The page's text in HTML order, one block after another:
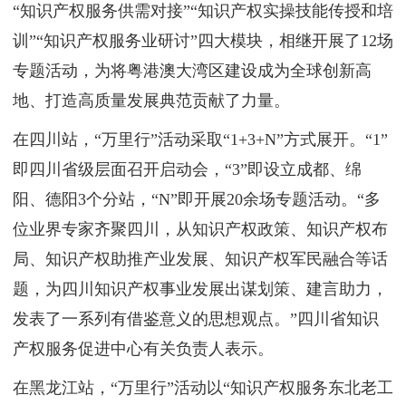
“知识产权服务供需对接”“知识产权实操技能传授和培
训”“知识产权服务业研讨”四大模块，相继开展了12场
专题活动，为将粤港澳大湾区建设成为全球创新高
地、打造高质量发展典范贡献了力量。
在四川站，“万里行”活动采取“1+3+N”方式展开。“1”
即四川省级层面召开启动会，“3”即设立成都、绵
阳、德阳3个分站，“N”即开展20余场专题活动。“多
位业界专家齐聚四川，从知识产权政策、知识产权布
局、知识产权助推产业发展、知识产权军民融合等话
题，为四川知识产权事业发展出谋划策、建言助力，
发表了一系列有借鉴意义的思想观点。”四川省知识
产权服务促进中心有关负责人表示。
在黑龙江站，“万里行”活动以“知识产权服务东北老工